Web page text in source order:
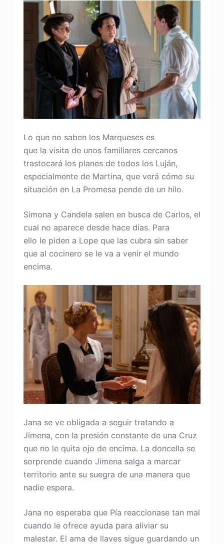
Lo que no saben los Marqueses es
que la visita de unos familiares cercanos
trastocará los planes de todos los Luján,
especialmente de Martina, que verá cómo su
situación en La Promesa pende de un hilo.
Simona y Candela salen en busca de Carlos, el
cual no aparece desde hace días. Para
ello le piden a Lope que las cubra sin saber
que al cocinero se le va a venir el mundo
encima.
Jana se ve obligada a seguir tratando a
Jimena, con la presión constante de una Cruz
que no le quita ojo de encima. La doncella se
sorprende cuando Jimena salga a marcar
territorio ante su suegra de una manera que
nadie espera.
Jana no esperaba que Pía reaccionase tan mal
cuando le ofrece ayuda para aliviar su
malestar. El ama de llaves sigue guardando un